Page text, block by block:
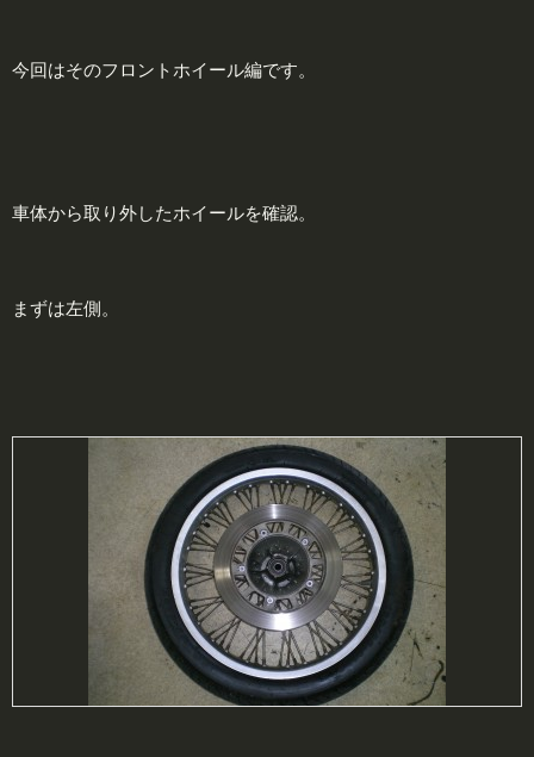
今回はそのフロントホイール編です。
車体から取り外したホイールを確認。
まずは左側。